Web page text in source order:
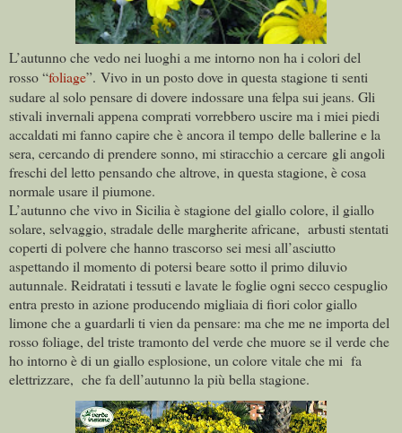
L’autunno che vedo nei luoghi a me intorno non ha i colori del
rosso “foliage”. Vivo in un posto dove in questa stagione ti senti
sudare al solo pensare di dovere indossare una felpa sui jeans. Gli
stivali invernali appena comprati vorrebbero uscire ma i miei piedi
accaldati mi fanno capire che è ancora il tempo delle ballerine e la
sera, cercando di prendere sonno, mi stiracchio a cercare gli angoli
freschi del letto pensando che altrove, in questa stagione, è cosa
normale usare il piumone.
L’autunno che vivo in Sicilia è stagione del giallo colore, il giallo
solare, selvaggio, stradale delle margherite africane, arbusti stentati
coperti di polvere che hanno trascorso sei mesi all’asciutto
aspettando il momento di potersi beare sotto il primo diluvio
autunnale. Reidratati i tessuti e lavate le foglie ogni secco cespuglio
entra presto in azione producendo migliaia di fiori color giallo
limone che a guardarli ti vien da pensare: ma che me ne importa del
rosso foliage, del triste tramonto del verde che muore se il verde che
ho intorno è di un giallo esplosione, un colore vitale che mi fa
elettrizzare, che fa dell’autunno la più bella stagione.